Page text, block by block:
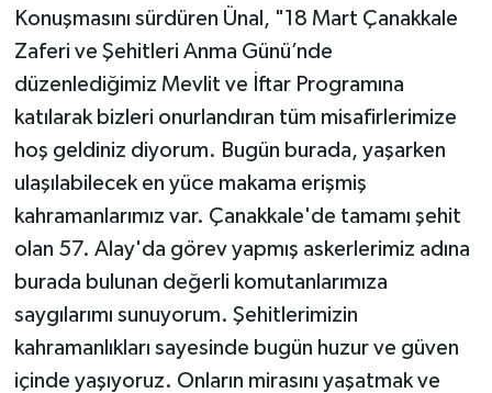
Konuşmasını sürdüren Ünal, "18 Mart Çanakkale
Zaferi ve Şehitleri Anma Günü’nde
düzenlediğimiz Mevlit ve İftar Programına
katılarak bizleri onurlandıran tüm misafirlerimize
hoş geldiniz diyorum. Bugün burada, yaşarken
ulaşılabilecek en yüce makama erişmiş
kahramanlarımız var. Çanakkale'de tamamı şehit
olan 57. Alay'da görev yapmış askerlerimiz adına
burada bulunan değerli komutanlarımıza
saygılarımı sunuyorum. Şehitlerimizin
kahramanlıkları sayesinde bugün huzur ve güven
içinde yaşıyoruz. Onların mirasını yaşatmak ve